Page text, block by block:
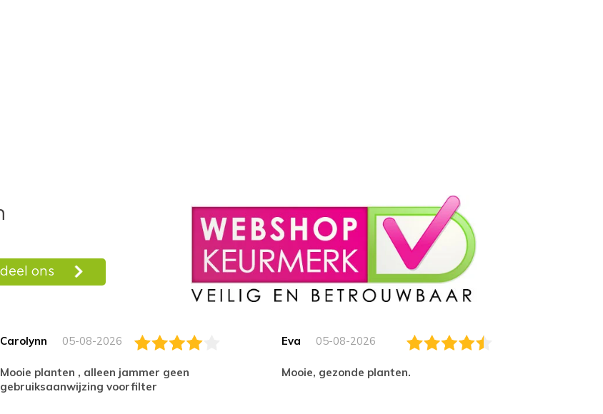
Carolynn 05-08-2026
Mooie planten , alleen jammer geen
gebruiksaanwijzing voorfilter
Eva 05-08-2026
Mooie, gezonde planten.